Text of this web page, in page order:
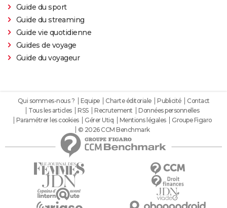
Guide du sport
Guide du streaming
Guide vie quotidienne
Guides de voyage
Guide du voyageur
Qui sommes-nous ? Equipe Charte éditoriale Publicité
Contact
Tous les articles
RSS Recrutement
Données personnelles
Paramétrer les cookies
Gérer Utiq Mentions légales
Groupe Figaro
© 2026 CCM Benchmark